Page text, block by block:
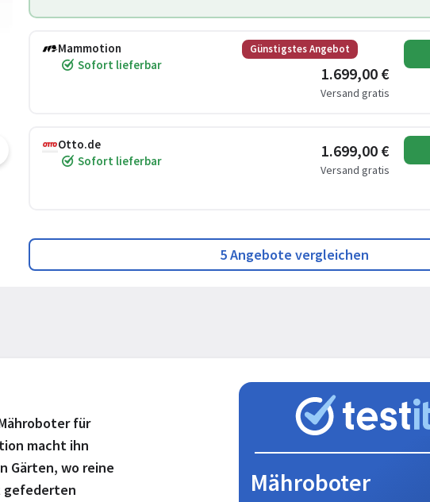
Mammotion
Sofort lieferbar
Günstigstes Angebot
1.699,00 €
Versand gratis
Otto.de
Sofort lieferbar
1.699,00 €
Versand gratis
5 Angebote vergleichen
Mähroboter
für
macht ihn
Gärten, wo reine
gefederten